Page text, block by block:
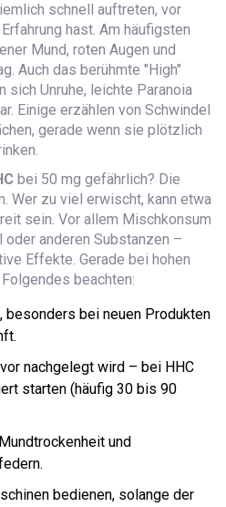
schnell auftreten, vor
hast. Am häufigsten
Mund, roten Augen und
Auch das berühmte "High"
sich Unruhe, leichte Paranoia
Einige erzählen von Schwindel
gerade wenn sie plötzlich
bei 50 mg gefährlich? Die
Wer zu viel erwischt, kann etwa
sein. Vor allem Mischkonsum
anderen Substanzen –
Effekte. Gerade bei hohen
beachten:
besonders bei neuen Produkten
nachgelegt wird – bei HHC
starten (häufig 30 bis 90
und
bedienen, solange der